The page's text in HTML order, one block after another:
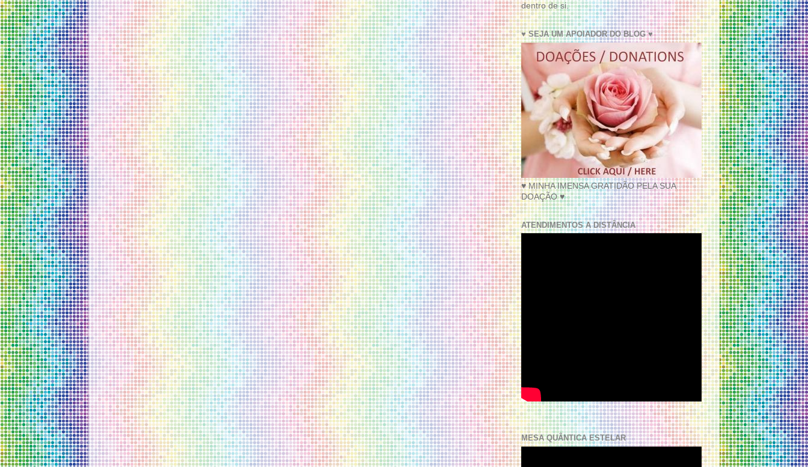
dentro de si.
♥ SEJA UM APOIADOR DO BLOG ♥
♥ MINHA IMENSA GRATIDÃO PELA SUA
DOAÇÃO ♥
ATENDIMENTOS A DISTÂNCIA
MESA QUÂNTICA ESTELAR